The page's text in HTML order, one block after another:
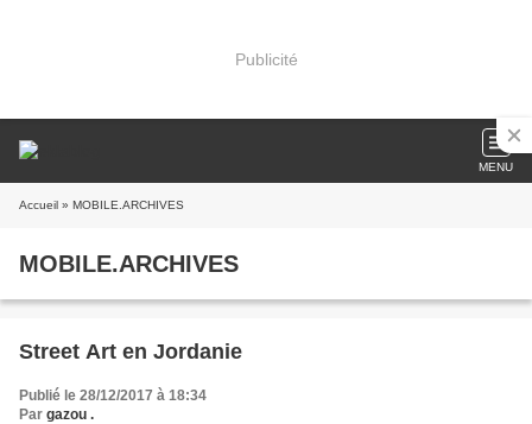
Publicité
MENU
Accueil » MOBILE.ARCHIVES
MOBILE.ARCHIVES
Street Art en Jordanie
Publié le 28/12/2017 à 18:34
Par gazou .